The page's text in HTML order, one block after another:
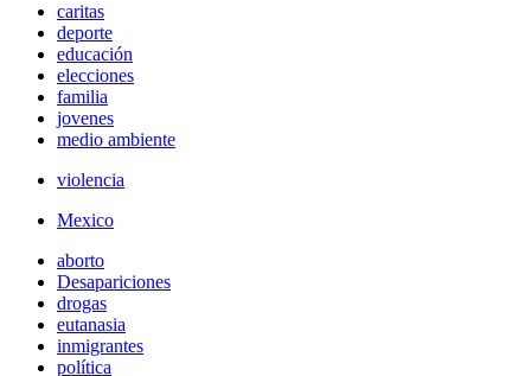
caritas
deporte
educación
elecciones
familia
jovenes
medio ambiente
violencia
Mexico
aborto
Desapariciones
drogas
eutanasia
inmigrantes
política